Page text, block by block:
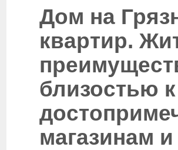
Дом на
квартир.
близостью
магазинам